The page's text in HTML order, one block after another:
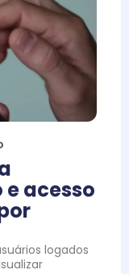
acesso
logados